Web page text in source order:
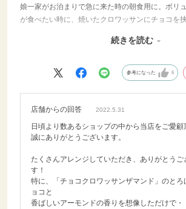
娘一家がお泊まりで急に来た時の朝食用に。ボリ
が食べたい時に、焼いたクロワッサンにチョコを
チョコクロワッサンザマンド。もちろんサンドイ
続きを読む
参考になった 6
店舗からの回答 2022.5.31
日頃より数あるショップの中から当店をご愛顧
誠にありがとうございます。
たくさんアレンジしていただき、ありがとうご
す！
特に、「チョコクロワッサンザマンド」のとろ
ョコと
香ばしいアーモンドの香りを想像しただけで・